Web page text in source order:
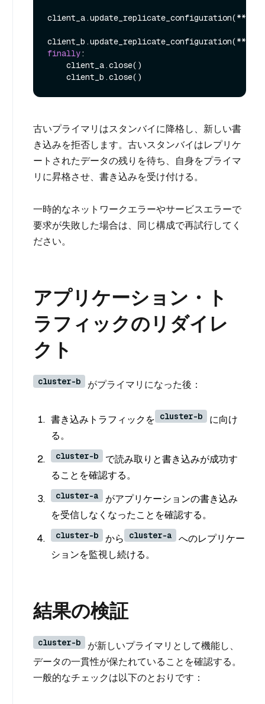
finally:
古いプライマリはスタンバイに降格し、新しい書
き込みを拒否します。古いスタンバイはレプリケ
ートされたデータの残りを待ち、自身をプライマ
リに昇格させ、書き込みを受け付ける。
一時的なネットワークエラーやサービスエラーで
要求が失敗した場合は、同じ構成で再試行してく
ださい。
アプリケーション・ト
ラフィックのリダイレ
クト
cluster-b がプライマリになった後：
書き込みトラフィックを cluster-b
に向け
る。
cluster-b
で読み取りと書き込みが成功す
ることを確認する。
cluster-a
がアプリケーションの書き込み
を受信しなくなったことを確認する。
cluster-b から cluster-a
へのレプリケー
ションを監視し続ける。
結果の検証
cluster-b
が新しいプライマリとして機能し、
データの一貫性が保たれていることを確認する。
一般的なチェックは以下のとおりです：